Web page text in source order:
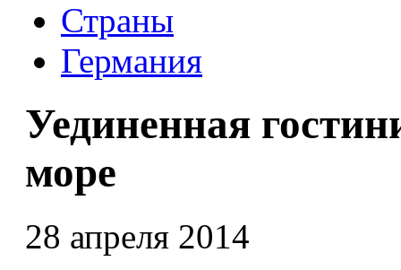
Страны
Германия
Уединенная
море
28 апреля 2014